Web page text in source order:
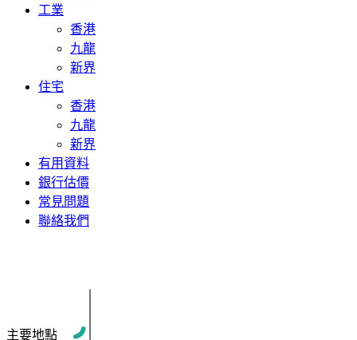
工業
香港
九龍
新界
住宅
香港
九龍
新界
有用資料
銀行估價
常見問題
聯絡我們
主要地點